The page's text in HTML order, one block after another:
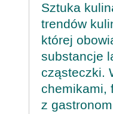
Sztuka
trendów
której
substancje
cząsteczki.
chemikami,
z